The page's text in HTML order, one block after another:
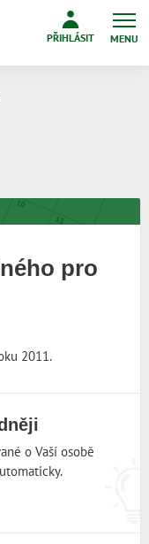
PŘIHLÁSIT MENU
pro
2011.
o Vaší osobě